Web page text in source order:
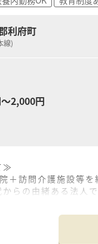
利府町
線)
2,000円
≫
＋訪問介護施設等を
らの由緒ある法人で
ち、信頼される病院
なって勤務されてい